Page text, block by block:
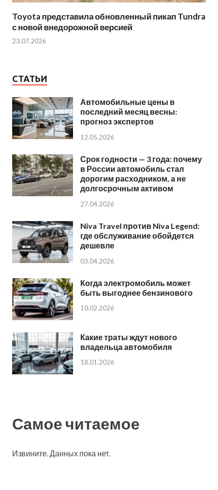
Toyota представила обновленный пикап Tundra
с новой внедорожной версией
23.07.2026
СТАТЬИ
Автомобильные цены в
последний месяц весны:
прогноз экспертов
12.05.2026
Срок годности — 3 года: почему
в России автомобиль стал
дорогим расходником, а не
долгосрочным активом
27.04.2026
Niva Travel против Niva Legend:
где обслуживание обойдется
дешевле
03.04.2026
Когда электромобиль может
быть выгоднее бензинового
10.02.2026
Какие траты ждут нового
владельца автомобиля
18.01.2026
Самое читаемое
Извините. Данных пока нет.